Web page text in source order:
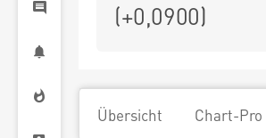
(+0,0900)
Übersicht Chart-Pro